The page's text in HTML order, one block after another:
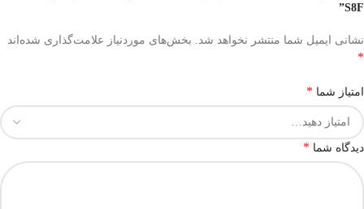
S8F”
نشانی ایمیل شما منتشر نخواهد شد. بخش‌های موردنیاز علامت‌گذاری شده‌اند
*
امتیاز شما *
دیدگاه شما *